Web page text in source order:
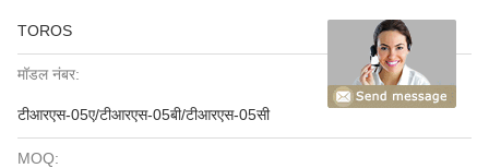
TOROS
मॉडल नंबर:
टीआरएस-05ए/टीआरएस-05बी/टीआरएस-05सी
MOQ: